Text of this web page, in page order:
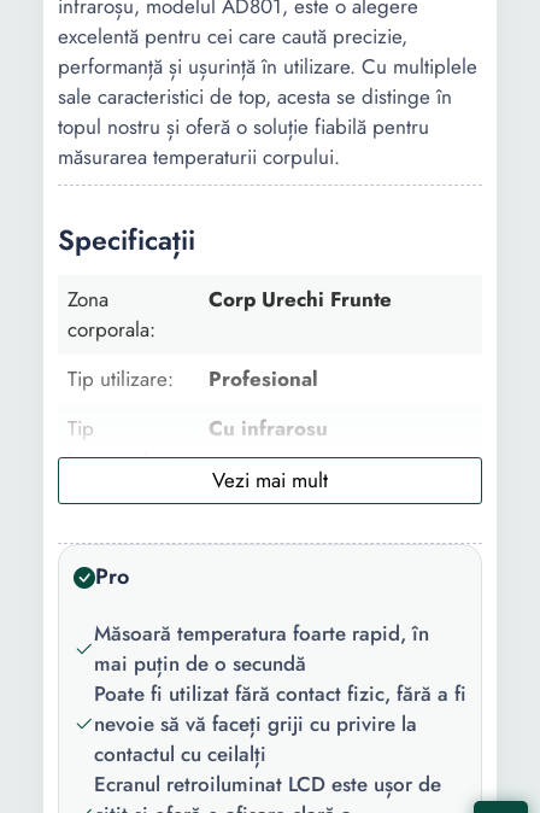
infraroșu, modelul AD801, este o alegere
excelentă pentru cei care caută precizie,
performanță și ușurință în utilizare. Cu multiplele
sale caracteristici de top, acesta se distinge în
topul nostru și oferă o soluție fiabilă pentru
măsurarea temperaturii corpului.
Specificații
Zona
corporala:
Corp Urechi Frunte
Tip utilizare:
Profesional
Tip
termometru:
Cu infrarosu
Utilizare:
Fara contact
masurate:
Continut
pachet:
1 Manual de utilizare 1
Termometru
Culoare:
Alb
Durata de
masurare:
1 s
Pro
Măsoară temperatura foarte rapid, în
mai puțin de o secundă
Poate fi utilizat fără contact fizic, fără a fi
nevoie să vă faceți griji cu privire la
contactul cu ceilalți
Ecranul retroiluminat LCD este ușor de